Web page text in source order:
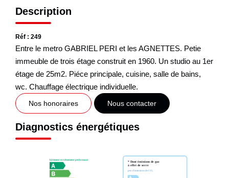
Description
Réf : 249
Entre le metro GABRIEL PERI et les AGNETTES. Petie
immeuble de trois étage construit en 1960. Un studio au 1er
étage de 25m2. Piéce principale, cuisine, salle de bains,
wc. Chauffage électrique individuelle.
Nos honoraires Nous contacter
Diagnostics énergétiques